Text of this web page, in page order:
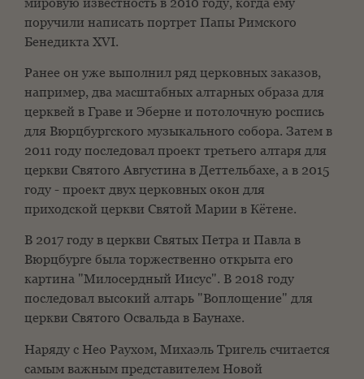
поручили написать портрет Папы Римского
Бенедикта XVI.
Ранее он уже выполнил ряд церковных заказов,
например, два масштабных алтарных образа для
церквей в Граве и Эберне и потолочную роспись
для Вюрцбургского музыкального собора. Затем в
2011 году последовал проект третьего алтаря для
церкви Святого Августина в Деттельбахе, а в 2015
году - проект двух церковных окон для
приходской церкви Святой Марии в Кётене.
В 2017 году в церкви Святых Петра и Павла в
Вюрцбурге была торжественно открыта его
картина "Милосердный Иисус". В 2018 году
последовал высокий алтарь "Воплощение" для
церкви Святого Освальда в Баунахе.
Наряду с Нео Раухом, Михаэль Тригель считается
самым важным представителем Новой